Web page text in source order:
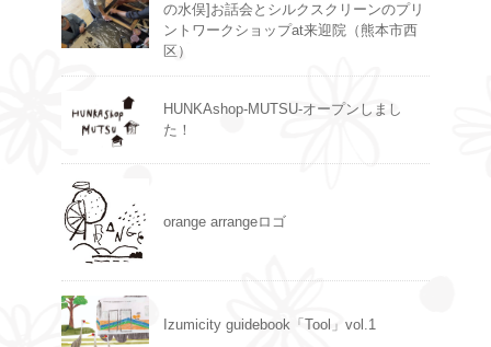
の水俣]お話会とシルクスクリーンのプリ
ントワークショップat来迎院（熊本市西
区）
HUNKAshop-MUTSU-オープンしまし
た！
orange arrangeロゴ
Izumicity guidebook「Tool」vol.1